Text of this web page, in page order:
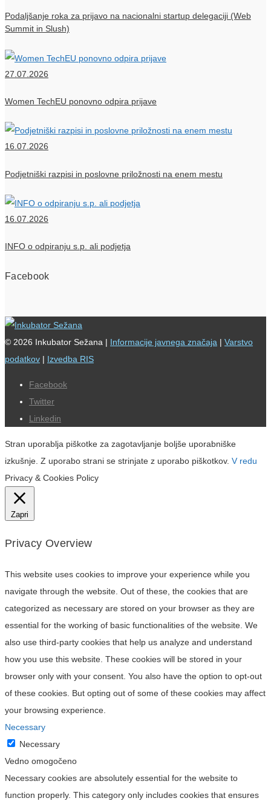
Podaljšanje roka za prijavo na nacionalni startup delegaciji (Web
Summit in Slush)
27.07.2026
Women TechEU ponovno odpira prijave
16.07.2026
Podjetniški razpisi in poslovne priložnosti na enem mestu
16.07.2026
INFO o odpiranju s.p. ali podjetja
Facebook
© 2026 Inkubator Sežana | Informacije javnega značaja | Varstvo
podatkov | Izvedba RIS
Facebook
Twitter
Linkedin
Stran uporablja piškotke za zagotavljanje boljše uporabniške
izkušnje. Z uporabo strani se strinjate z uporabo piškotkov. V redu
Privacy & Cookies Policy
Zapri
Privacy Overview
This website uses cookies to improve your experience while you
navigate through the website. Out of these, the cookies that are
categorized as necessary are stored on your browser as they are
essential for the working of basic functionalities of the website. We
also use third-party cookies that help us analyze and understand
how you use this website. These cookies will be stored in your
browser only with your consent. You also have the option to opt-out
of these cookies. But opting out of some of these cookies may affect
your browsing experience.
Necessary
Necessary
Vedno omogočeno
Necessary cookies are absolutely essential for the website to
function properly. This category only includes cookies that ensures